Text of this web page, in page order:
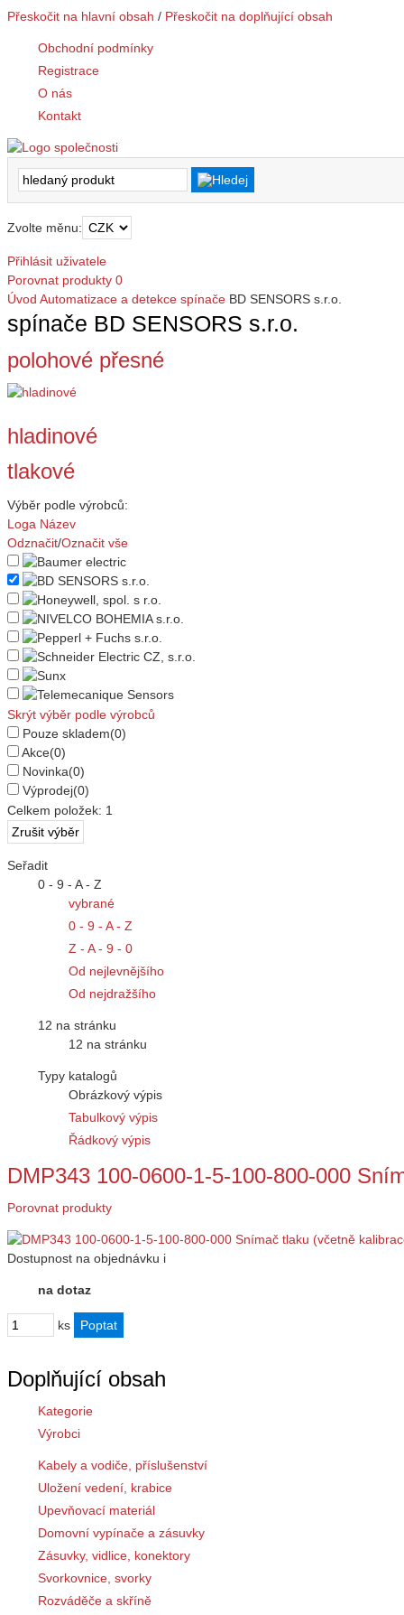
Přeskočit na hlavní obsah / Přeskočit na doplňující obsah
Obchodní podmínky
Registrace
O nás
Kontakt
Zvolte měnu:
Přihlásit uživatele
Porovnat produkty 0
Úvod Automatizace a detekce spínače BD SENSORS s.r.o.
spínače BD SENSORS s.r.o.
polohové přesné
hladinové
tlakové
Výběr podle výrobců:
Loga Název
Odznačit/Označit vše
Skrýt výběr podle výrobců
Pouze skladem(0)
Akce(0)
Novinka(0)
Výprodej(0)
Celkem položek: 1
Seřadit
0 - 9 - A - Z
vybrané
0 - 9 - A - Z
Z - A - 9 - 0
Od nejlevnějšího
Od nejdražšího
12 na stránku
12 na stránku
Typy katalogů
Obrázkový výpis
Tabulkový výpis
Řádkový výpis
DMP343 100-0600-1-5-100-800-000
Porovnat produkty
Dostupnost na objednávku i
na dotaz
ks
Doplňující obsah
Kategorie
Výrobci
Kabely a vodiče, příslušenství
Uložení vedení, krabice
Upevňovací materiál
Domovní vypínače a zásuvky
Zásuvky, vidlice, konektory
Svorkovnice, svorky
Rozváděče a skříně